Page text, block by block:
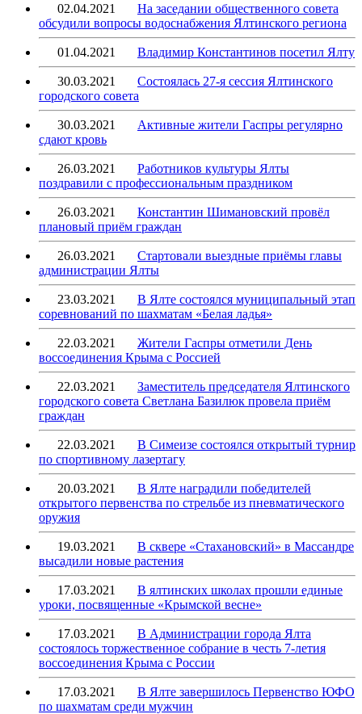
02.04.2021
На заседании общественного совета
обсудили вопросы водоснабжения Ялтинского региона
01.04.2021 Владимир Константинов посетил Ялту
30.03.2021
Состоялась 27-я сессия Ялтинского
городского совета
30.03.2021
Активные жители Гаспры регулярно
сдают кровь
26.03.2021
Работников культуры Ялты
поздравили с профессиональным праздником
26.03.2021
Константин Шимановский провёл
плановый приём граждан
26.03.2021
Стартовали выездные приёмы главы
администрации Ялты
23.03.2021
В Ялте состоялся муниципальный этап
соревнований по шахматам «Белая ладья»
22.03.2021
Жители Гаспры отметили День
воссоединения Крыма с Россией
22.03.2021
Заместитель председателя Ялтинского
городского совета Светлана Базилюк провела приём
граждан
22.03.2021
В Симеизе состоялся открытый турнир
по спортивному лазертагу
20.03.2021
В Ялте наградили победителей
открытого первенства по стрельбе из пневматического
оружия
19.03.2021
В сквере «Стахановский» в Массандре
высадили новые растения
17.03.2021
В ялтинских школах прошли единые
уроки, посвященные «Крымской весне»
17.03.2021
В Администрации города Ялта
состоялось торжественное собрание в честь 7-летия
воссоединения Крыма с России
17.03.2021
В Ялте завершилось Первенство ЮФО
по шахматам среди мужчин